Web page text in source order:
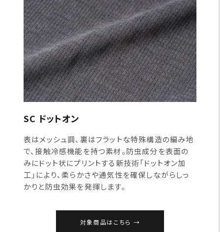
SC ドットオン
表はメッシュ調、裏はフラットな特殊構造の編み地
で、接触冷感機能を持つ素材。防虫成分を表面の
みにドット状にプリントする新技術「ドットオン加
工」により、柔らかさや通気性を確保しながらしっ
かりと防虫効果を発揮します。
対象商品はこちら